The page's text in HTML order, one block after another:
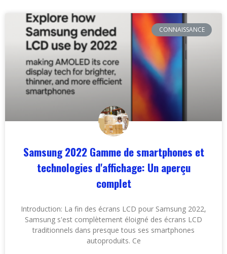
CONNAISSANCE
Samsung 2022 Gamme de smartphones et
technologies d'affichage: Un aperçu
complet
Introduction: La fin des écrans LCD pour Samsung 2022,
Samsung s'est complètement éloigné des écrans LCD
traditionnels dans presque tous ses smartphones
autoproduits. Ce